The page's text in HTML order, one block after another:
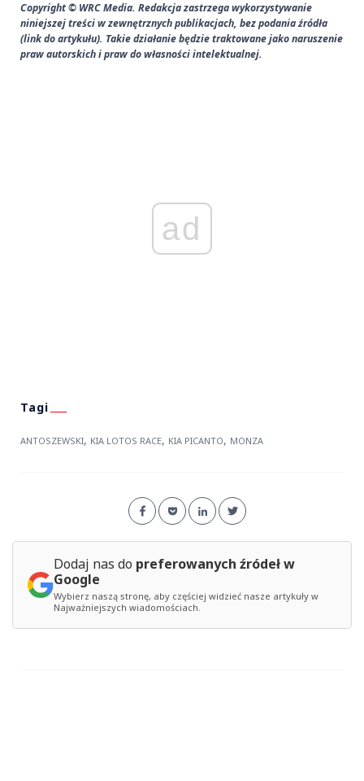
Copyright © WRC Media. Redakcja zastrzega wykorzystywanie
niniejszej treści w zewnętrznych publikacjach, bez podania źródła
(link do artykułu). Takie działanie będzie traktowane jako naruszenie
praw autorskich i praw do własności intelektualnej.
ad
ANTOSZEWSKI, KIA LOTOS RACE, KIA PICANTO, MONZA
Dodaj nas do preferowanych źródeł w
Google
Wybierz naszą stronę, aby częściej widzieć nasze artykuły w
Najważniejszych wiadomościach.